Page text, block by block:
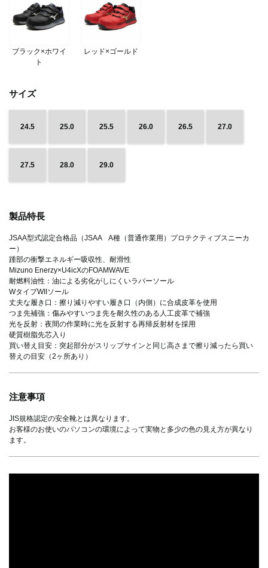
ブラック×ホワイ
ト
レッド×ゴールド
サイズ
24.5 25.0 25.5 26.0 26.5 27.0
27.5 28.0 29.0
製品特長
JSAA型式認定合格品（JSAA A種（普通作業用）プロテクティブスニーカ
ー）
踵部の衝撃エネルギー吸収性、耐滑性
Mizuno Enerzy×U4icXのFOAMWAVE
耐燃料油性：油による劣化がしにくいラバーソール
WタイプWIIソール
丈夫な履き口：擦り減りやすい履き口（内側）に合成皮革を使用
つま先補強：傷みやすいつま先を耐久性のある人工皮革で補強
光を反射：夜間の作業時に光を反射する再帰反射材を採用
硬質樹脂先芯入り
買い替え目安：突起部分がスリップサインと同じ高さまで擦り減ったら買い
替えの目安（2ヶ所あり）
注意事項
JIS規格認定の安全靴とは異なります。
お客様のお使いのパソコンの環境によって実物と多少の色の見え方が異なり
ます。